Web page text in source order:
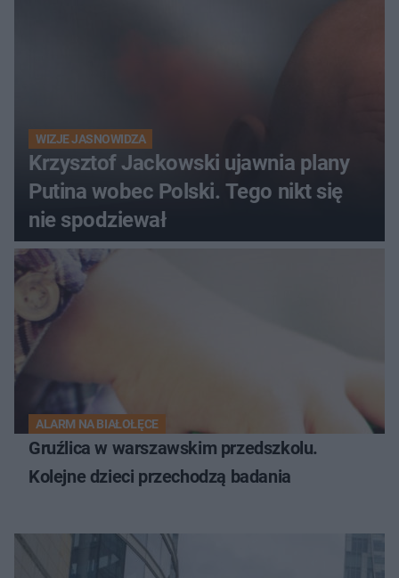
WIZJE JASNOWIDZA
Krzysztof Jackowski ujawnia plany
Putina wobec Polski. Tego nikt się
nie spodziewał
ALARM NA BIAŁOŁĘCE
Gruźlica w warszawskim przedszkolu.
Kolejne dzieci przechodzą badania